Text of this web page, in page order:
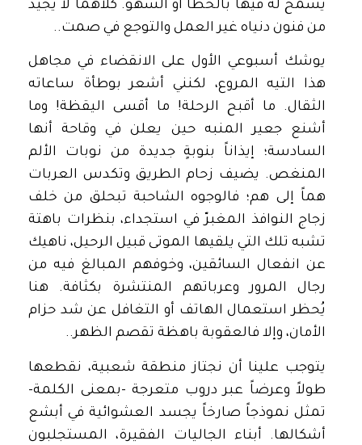
يُسمح له فيها بالخطأ أو السهو. كلاهما لا يجيد
من فنون دنياه غير العمل والتوجع في صمت..
يوشك أسبوعي الأول على الانقضاء في مجاهل
هذا التيه المروع، لكنني أشعر بوطأة ساعاته
الثقال. ما أقبح الرحلة! ما أقسى اليقظة! وما
أشنع جعير المنبه حين يعلن في وقاحة أنها
السادسة؛ إيذاناً بنوبةٍ جديدة من نوبات الألم
المنغص. يضيف زحام الطريق وتكدس العربات
هماً إلى هم؛ فالوجوه الشاحبة تبحلق من خلف
زجاج النوافذ المغبرّ في استجداء، بنظرات باهتة
تشبه تلك التي يلقيها الموتى قبيل الرحيل، ناهيك
عن انفعال السائقين، وخوفهم المبالغ فيه من
رجال المرور وعرباتهم المنتشرة بكثافة. هنا
يُحظر استعمال الهاتف أو التغافل عن شد حزام
الأمان، وإلا فالعقوبة باهظة تقصم الظهر..
يتوجب علينا أن نجتاز منطقة شعبية، نقطعها
طولاً وعرضاً عبر دروب متعرجة -بمعنى الكلمة-
تمثل نموذجاً صارخاً يجسد العشوائية في أبشع
أشكالها. أبناء الجاليات الفقيرة، المستجلبون